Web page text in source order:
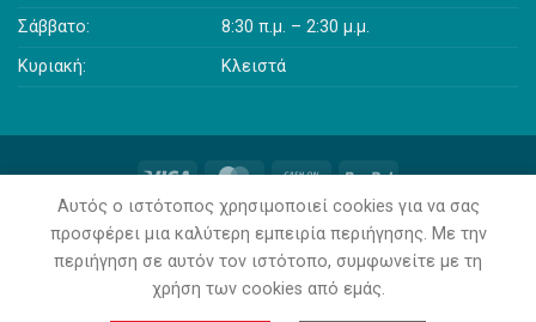
Σάββατο:
8:30 π.μ. – 2:30 μ.μ.
Κυριακή:
Κλειστά
Η ΕΤΑΙΡΊΑ ΕΠΙΚΟΙΝΩΝΊΑ ΠΟΛΙΤΙΚΉ ΑΠΟΡΡΉΤΟΥ
ΌΡΟΙ ΧΡΉΣΗΣ
ΤΡΌΠΟΙ ΠΛΗΡΩΜΉΣ
ΤΡΌΠΟΙ ΑΠΟΣΤΟΛΉΣ
ΕΠΙΣΤΡΟΦΈΣ ΠΡΟΪΌΝΤΩΝ / ΥΠΑΝΑΧΏΡΗΣΗ
Copyright 2026 © 3Μ Paraskevopoulos
Αυτός ο ιστότοπος χρησιμοποιεί cookies για να σας
προσφέρει μια καλύτερη εμπειρία περιήγησης. Με την
περιήγηση σε αυτόν τον ιστότοπο, συμφωνείτε με τη
χρήση των cookies από εμάς.